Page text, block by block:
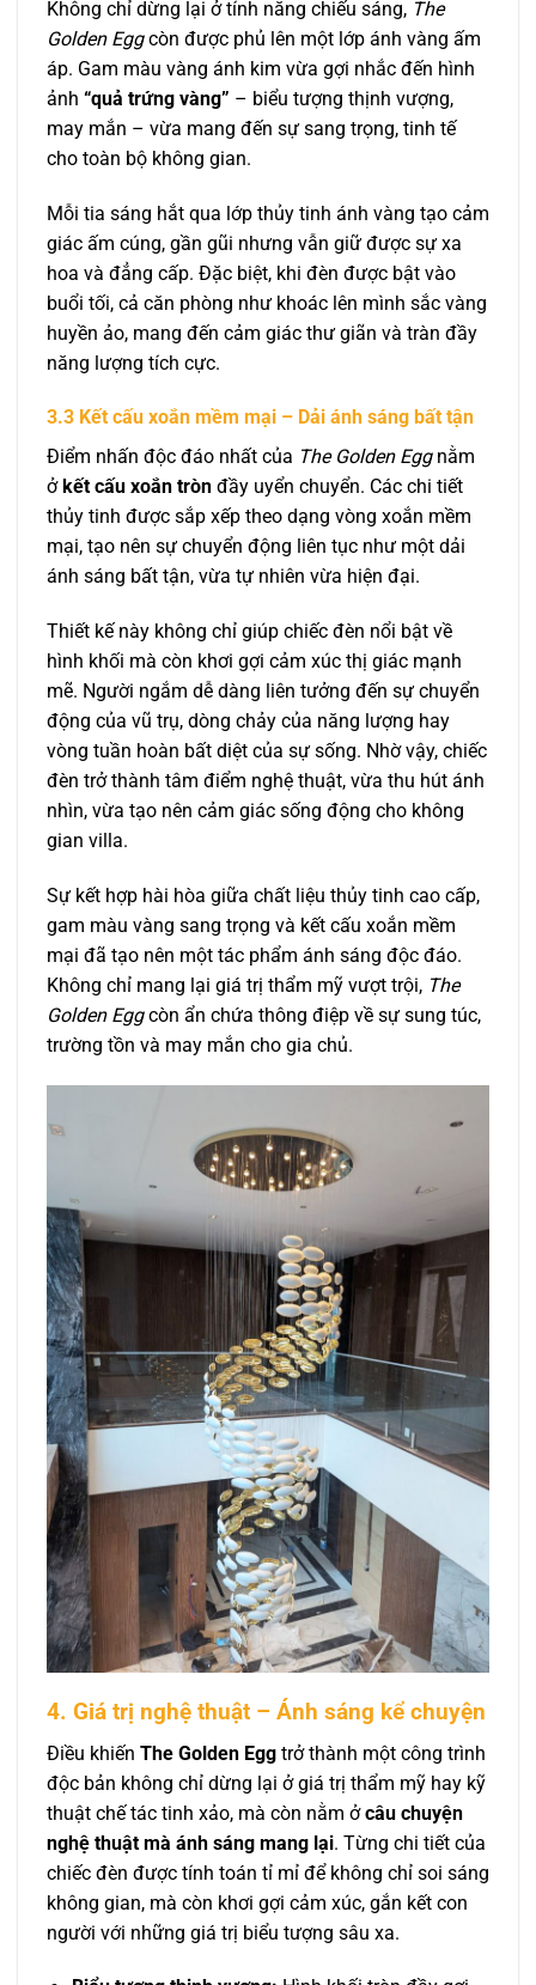
Không chỉ dừng lại ở tính năng chiếu sáng, The
Golden Eggcòn được phủ lên một lớp ánh vàng ấm
áp. Gam màu vàng ánh kim vừa gợi nhắc đến hình
ảnh “quả trứng vàng” – biểu tượng thịnh vượng,
may mắn – vừa mang đến sự sang trọng, tinh tế
cho toàn bộ không gian.
Mỗi tia sáng hắt qua lớp thủy tinh ánh vàng tạo cảm
giác ấm cúng, gần gũi nhưng vẫn giữ được sự xa
hoa và đẳng cấp. Đặc biệt, khi đèn được bật vào
buổi tối, cả căn phòng như khoác lên mình sắc vàng
huyền ảo, mang đến cảm giác thư giãn và tràn đầy
năng lượng tích cực.
3.3 Kết cấu xoắn mềm mại – Dải ánh sáng bất tận
Điểm nhấn độc đáo nhất của The Golden Eggnằm
ở kết cấu xoắn tròn đầy uyển chuyển. Các chi tiết
thủy tinh được sắp xếp theo dạng vòng xoắn mềm
mại, tạo nên sự chuyển động liên tục như một dải
ánh sáng bất tận, vừa tự nhiên vừa hiện đại.
Thiết kế này không chỉ giúp chiếc đèn nổi bật về
hình khối mà còn khơi gợi cảm xúc thị giác mạnh
mẽ. Người ngắm dễ dàng liên tưởng đến sự chuyển
động của vũ trụ, dòng chảy của năng lượng hay
vòng tuần hoàn bất diệt của sự sống. Nhờ vậy, chiếc
đèn trở thành tâm điểm nghệ thuật, vừa thu hút ánh
nhìn, vừa tạo nên cảm giác sống động cho không
gian villa.
Sự kết hợp hài hòa giữa chất liệu thủy tinh cao cấp,
gam màu vàng sang trọng và kết cấu xoắn mềm
mại đã tạo nên một tác phẩm ánh sáng độc đáo.
Không chỉ mang lại giá trị thẩm mỹ vượt trội, The
Golden Eggcòn ẩn chứa thông điệp về sự sung túc,
trường tồn và may mắn cho gia chủ.
4. Giá trị nghệ thuật – Ánh sáng kể chuyện
Điều khiến The Golden Egg trở thành một công trình
độc bản không chỉ dừng lại ở giá trị thẩm mỹ hay kỹ
thuật chế tác tinh xảo, mà còn nằm ởcâu chuyện
nghệ thuật mà ánh sáng mang lại. Từng chi tiết của
chiếc đèn được tính toán tỉ mỉ để không chỉ soi sáng
không gian, mà còn khơi gợi cảm xúc, gắn kết con
người với những giá trị biểu tượng sâu xa.